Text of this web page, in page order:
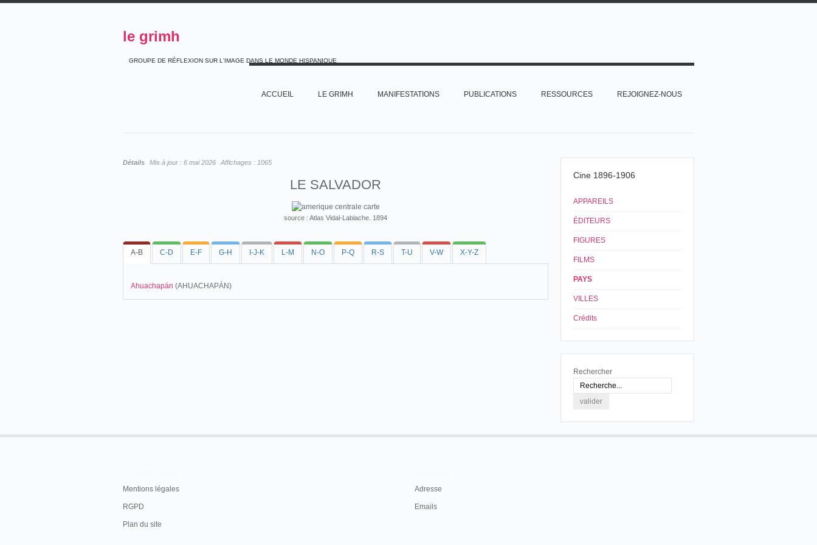
le grimh
GROUPE DE RÉFLEXION SUR L'IMAGE DANS LE MONDE HISPANIQUE
ACCUEIL LE GRIMH MANIFESTATIONS PUBLICATIONS RESSOURCES REJOIGNEZ-NOUS
Détails Mis à jour : 6 mai 2026 Affichages : 1065
LE SALVADOR
source : Atlas Vidal-Lablache. 1894
A-B C-D E-F G-H I-J-K L-M N-O P-Q R-S T-U V-W X-Y-Z
Ahuachapán (AHUACHAPÁN)
Cine 1896-1906
APPAREILS
ÉDITEURS
FIGURES
FILMS
PAYS
VILLES
Crédits
Rechercher
Mentions légales
RGPD
Plan du site
Adresse
Emails